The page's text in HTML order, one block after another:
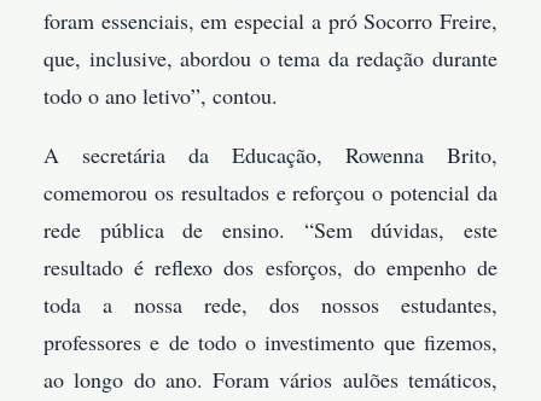
foram essenciais, em especial a pró Socorro Freire,
que, inclusive, abordou o tema da redação durante
todo o ano letivo”, contou.
A secretária da Educação, Rowenna Brito,
comemorou os resultados e reforçou o potencial da
rede pública de ensino. “Sem dúvidas, este
resultado é reflexo dos esforços, do empenho de
toda a nossa rede, dos nossos estudantes,
professores e de todo o investimento que fizemos,
ao longo do ano. Foram vários aulões temáticos,